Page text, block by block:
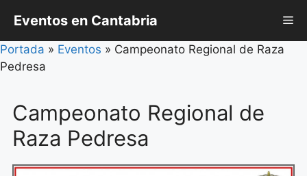
contenido
Eventos en Cantabria
Portada » Eventos » Campeonato Regional de Raza
Pedresa
Campeonato Regional de
Raza Pedresa